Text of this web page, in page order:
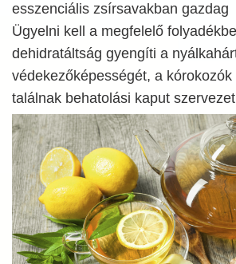
esszenciális zsírsavakban gazdag
Ügyelni kell a megfelelő
dehidratáltság gyengíti a
védekezőképességét, a kórokozók
találnak behatolási kaput